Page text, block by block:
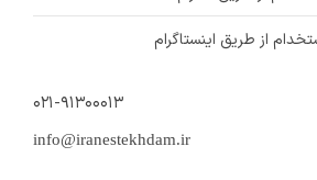
از طریق اینستاگرام
۰۲۱-۹۱۳۰۰۰۱۳
info@iranestekhdam.ir